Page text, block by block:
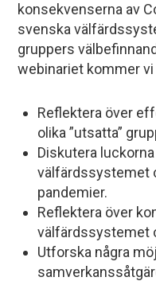
konsekvenserna av
svenska
gruppers
webinariet kommer vi
Reflektera över
olika ”utsatta”
Diskutera
välfärdssystemet
pandemier.
Reflektera över
välfärdssystemet
Utforska några